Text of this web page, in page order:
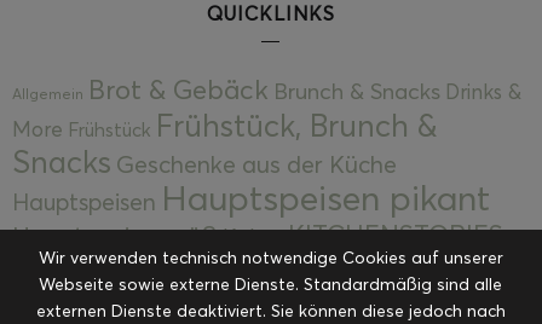
QUICKLINKS
Allgemein Brot & Gebäck Brunch & Snacks Drinks &
More Frühstück Frühstück, Brunch &
Snacks Geschenke aus der Küche
Hauptspeisen Hauptspeisen pikant
Hauptspeisen süßKekseKITCHENSTORIES
Kuchen, Torten & Desserts Kuchen und
Desserts Kulinarik Kulinarische Mitbringsel &
Wir verwenden technisch notwendige Cookies auf unserer
Webseite sowie externe Dienste. Standardmäßig sind alle
externen Dienste deaktiviert. Sie können diese jedoch nach